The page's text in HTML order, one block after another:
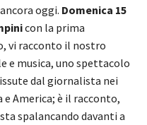
oggi. Domenica 15
con la prima
vi racconto il nostro
e musica, uno spettacolo
dal giornalista nei
America; è il racconto,
spalancando davanti a